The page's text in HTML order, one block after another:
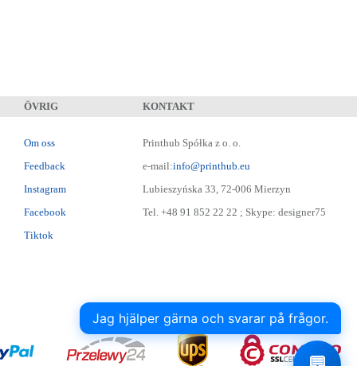
ÖVRIG
Om oss
Feedback
Instagram
Facebook
Tiktok
KONTAKT
Printhub Spółka z o. o.
e-mail:info@printhub.eu
Lubieszyńska 33, 72-006 Mierzyn
Tel. +48 91 852 22 22 ; Skype: designer75
Jag hjälper gärna och svarar på frågor.